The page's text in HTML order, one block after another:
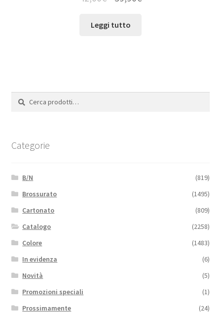
Leggi tutto
Cerca:
Cerca
Categorie
B/N
(819)
Brossurato
(1495)
Cartonato
(809)
Catalogo
(2258)
Colore
(1483)
In evidenza
(6)
Novità
(5)
Promozioni speciali
(1)
Prossimamente
(24)